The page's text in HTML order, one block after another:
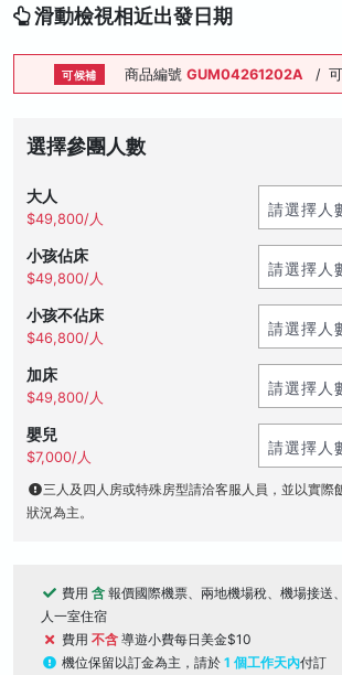
滑動檢視相近出發日期
可候補 商品編號 GUM04261202A /
選擇參團人數
大人
$49,800/人
小孩佔床
$49,800/人
小孩不佔床
$46,800/人
加床
$49,800/人
嬰兒
$7,000/人
三人及四人房或特殊房型請洽客服人員，並以實際
狀況為主。
費用 含 報價國際機票、兩地機場稅、機場接送
人一室住宿
費用 不含 導遊小費每日美金$10
機位保留以訂金為主，請於 1 個工作天內付訂